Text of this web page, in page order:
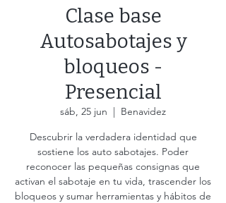
Clase base
Autosabotajes y
bloqueos -
Presencial
sáb, 25 jun
  |
Benavidez
Descubrir la verdadera identidad que
sostiene los auto sabotajes. Poder
reconocer las pequeñas consignas que
activan el sabotaje en tu vida, trascender los
bloqueos y sumar herramientas y hábitos de